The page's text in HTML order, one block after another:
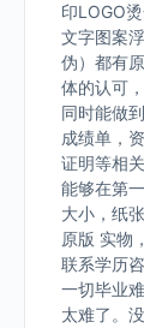
印LOGO
文字图案
伪）都有
体的认可
同时能做
成绩单，
证明等相
能够在第
大小，纸
原版 实物
联系学历
一切毕业
太难了。